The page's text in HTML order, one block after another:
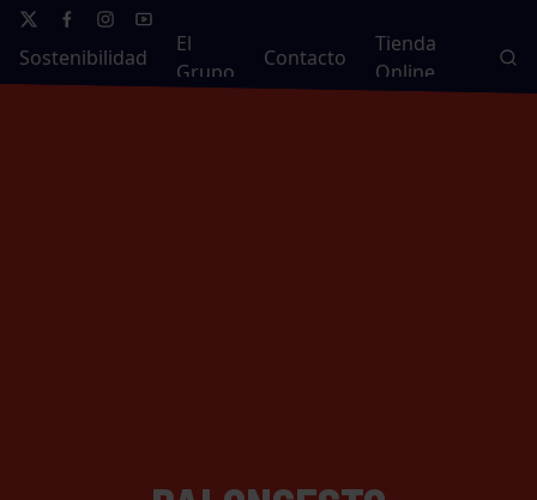
Sostenibilidad
El
Grupo
Contacto
Tienda
Online